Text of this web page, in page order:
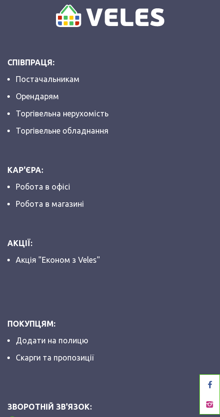
СПІВПРАЦЯ:
Постачальникам
Орендарям
Торгівельна нерухомість
Торгівельне обладнання
КАР'ЄРА:
Робота в офісі
Робота в магазині
АКЦІЇ:
Акція "Економ з Veles"
ПОКУПЦЯМ:
Додати на полицю
Скарги та пропозиції
ЗВОРОТНІЙ ЗВ'ЯЗОК: